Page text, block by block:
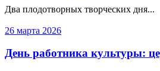
Два плодотворных творческих дня...
26 марта 2026
День работника культуры: